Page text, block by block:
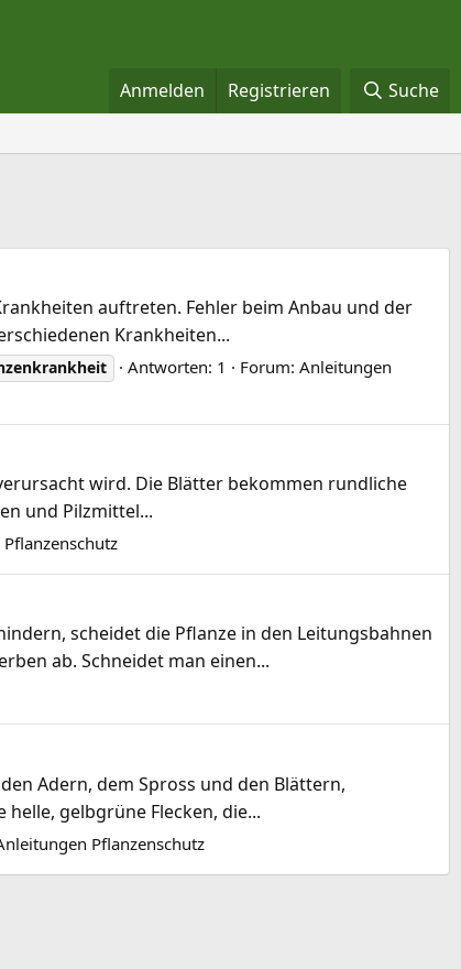
Anmelden Registrieren Suche
auftreten. Fehler beim Anbau und der
Krankheiten...
Antworten: 1 Forum: Anleitungen
wird. Die Blätter bekommen rundliche
und Pilzmittel...
scheidet die Pflanze in den Leitungsbahnen
ab. Schneidet man einen...
Adern, dem Spross und den Blättern,
gelbgrüne Flecken, die...
Pflanzenschutz